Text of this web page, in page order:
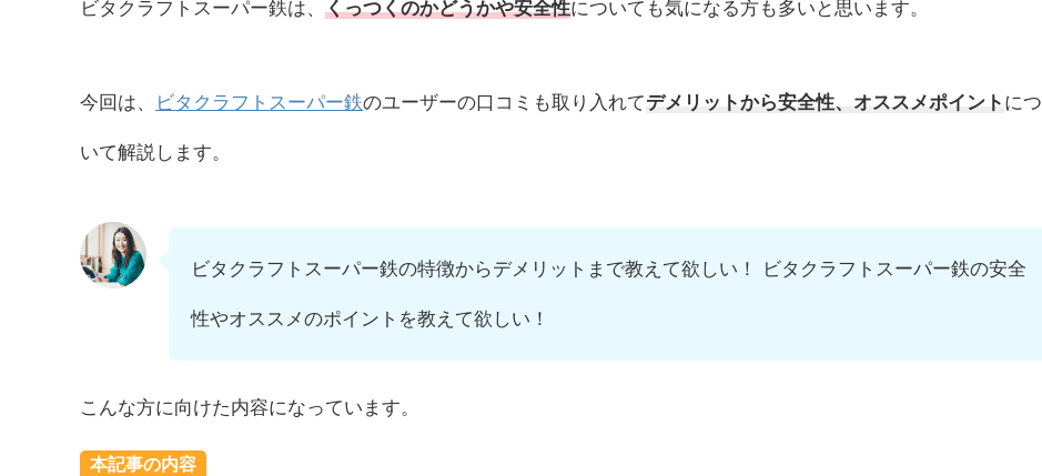
ビタクラフトスーパー鉄は、 くっつくのかどうかや安全性についても気になる方も多いと思います。
今回は、 ビタクラフトスーパー鉄のユーザーの口コミも取り入れてデメリットから安全性、オススメポイント につ
いて解説します。
ビタクラフトスーパー鉄の特徴からデメリットまで教えて欲しい！ ビタクラフトスーパー鉄の安全
性やオススメのポイントを教えて欲しい！
こんな方に向けた内容になっています。
本記事の内容